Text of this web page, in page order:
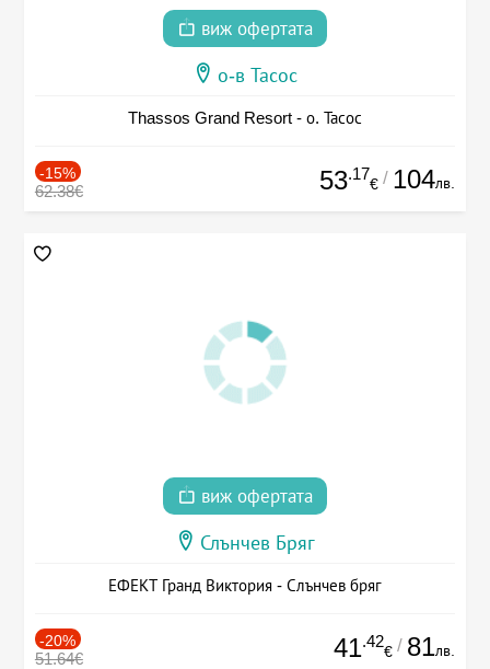
виж офертата
о-в Тасос
Thassos Grand Resort - о. Тасос
-15%
62.38€ 53.17
€ / 104лв.
виж офертата
Слънчев Бряг
ЕФЕКТ Гранд Виктория - Слънчев бряг
-20%
51.64€ 41.42
€ / 81лв.